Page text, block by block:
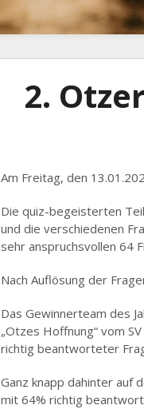
2.
Am Freitag, den
Die quiz-begeisterten
und die verschiedenen
sehr anspruchsvollen 64
Nach Auflösung der
Das Gewinnerteam des
„Otzes Hoffnung“ vom
richtig beantworteter
Ganz knapp dahinter auf
mit 64% richtig